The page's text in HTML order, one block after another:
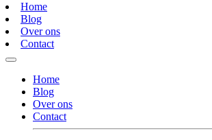
Home
Blog
Over ons
Contact
Home
Blog
Over ons
Contact